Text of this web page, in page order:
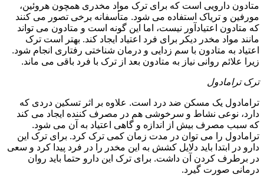
متادون دارویی است که برای ترک مواد مخدری همچون هروئین،
مورفین و تریاک استفاده می شود. متأسفانه برخی تصور می کنند
که متادون اعتیادآور نیست، اما این گونه است و متادون می تواند
مانند مواد مخدر دیکر برای فرد اعتیاد ایجاد کند. بهتر است ترک
اعتیاد به متادون با سم زدایی و درمان شناختی رفتاری انجام شود.
زیرا علائم روانی نیاز به متادون بعد از ترک با فرد باقی می ماند.
ترک ترامادول
ترامادول یک مسکن ضد درد است. علاوه بر اثر تسکین دردی که
دارد، نوعی نشاط و سرخوشی هم در مصرف کننده ایجاد می کند
که سبب مصرف بیش از اندازه و گاهی اعتیاد به آن می شود.
ترامادول را می توان در مدت زمان کمی ترک کرد. برای ترک این
دارو در ابتدا باید دلایل کشش به این مخدر را در فرد پیدا کرد و سعی
در برطرف کردن آن داشت. برای ترک این دارو حتما باید روان
درمانی صورت گیرد.